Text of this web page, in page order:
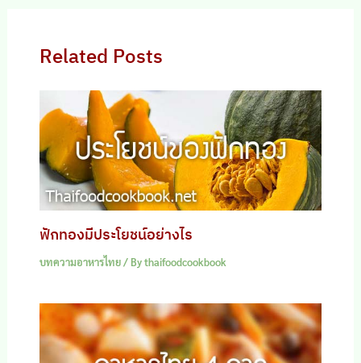
Related Posts
ฟักทองมีประโยชน์อย่างไร
บทความอาหารไทย/ Bythaifoodcookbook